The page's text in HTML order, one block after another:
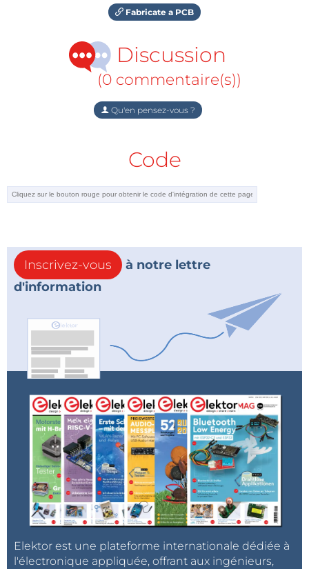
Fabricate a PCB
Discussion
(0 commentaire(s))
Qu'en pensez-vous ?
Code
Inscrivez-vous
à notre lettre
d'information
Elektor est une plateforme internationale dédiée à
l'électronique appliquée, offrant aux ingénieurs,